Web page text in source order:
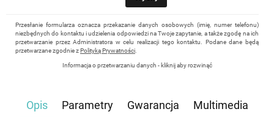
Przesłanie formularza oznacza przekazanie danych osobowych (imię, numer telefonu)
niezbędnych do kontaktu i udzielenia odpowiedzi na Twoje zapytanie, a także zgodę na ich
przetwarzanie przez Administratora w celu realizacji tego kontaktu. Podane dane będą
przetwarzane zgodnie zPolityką Prywatności
Informacja o przetwarzaniu danych - kliknij aby rozwinąć
odpowiedzi, może być w każdej chwili wycofana, kontaktując się z administratorem, np.
Opis Parametry Gwarancja Multimedia